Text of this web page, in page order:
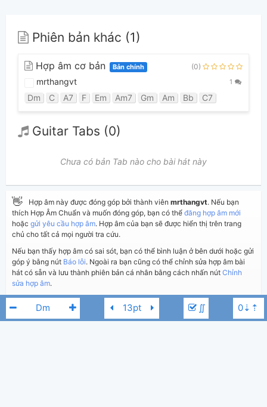
∬
Phiên bản khác (1)
Hợp âm cơ bản Bản chính (0)
mrthangvt 1
Dm C A7 F Em Am7 Gm Am Bb C7
Guitar Tabs (0)
Chưa có bản Tab nào cho bài hát này
👋 Hợp âm này được đóng góp bởi thành viên mrthangvt. Nếu bạn
thích Hợp Âm Chuẩn và muốn đóng góp, bạn có thể đăng hợp âm mới
hoặc gửi yêu cầu hợp âm. Hợp âm của bạn sẽ được hiển thị trên trang
chủ cho tất cả mọi người tra cứu.
Nếu bạn thấy hợp âm có sai sót, bạn có thể bình luận ở bên dưới hoặc gửi
góp ý bằng nút Báo lỗi. Ngoài ra bạn cũng có thể chỉnh sửa hợp âm bài
hát có sẵn và lưu thành phiên bản cá nhân bằng cách nhấn nút Chỉnh
sửa hợp âm.
Thêm vào Chia sẻ In ra giấy Quản lý